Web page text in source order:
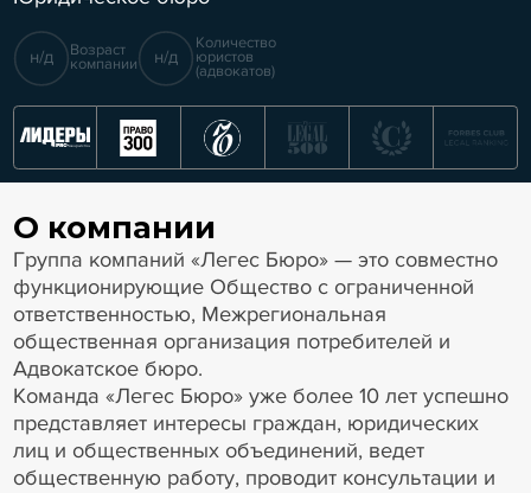
н/д Возраст
компании н/д
Количество
юристов
(адвокатов)
О компании
Группа компаний «Легес Бюро» — это совместно
функционирующие Общество с ограниченной
ответственностью, Межрегиональная
общественная организация потребителей и
Адвокатское бюро.
Команда «Легес Бюро» уже более 10 лет успешно
представляет интересы граждан, юридических
лиц и общественных объединений, ведет
общественную работу, проводит консультации и